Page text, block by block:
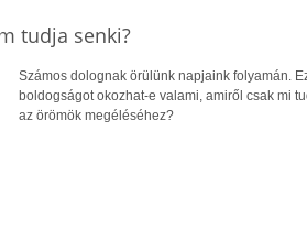
tudja senki?
Számos dolognak örülünk napjaink folyamán.
boldogságot okozhat-e valami, amiről csak mi
az örömök megéléséhez?